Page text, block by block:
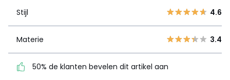
1
50% de klanten bevelen
dit artikel aan
Stijl 4.6
Materie 3.4
50% de klanten bevelen dit artikel aan